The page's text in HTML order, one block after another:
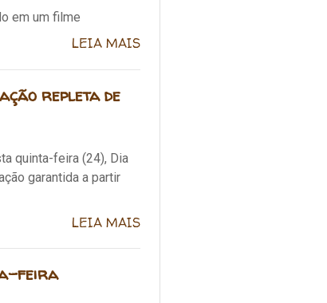
em um filme
LEIA MAIS
repleta de
quinta-feira (24), Dia
garantida a partir
LEIA MAIS
feira